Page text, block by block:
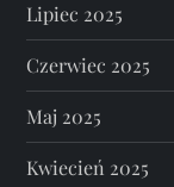
Lipiec 2025
Czerwiec 2025
Maj 2025
Kwiecień 2025